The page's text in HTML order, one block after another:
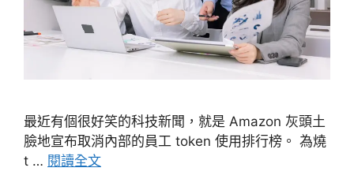
最近有個很好笑的科技新聞，就是 Amazon 灰頭土
臉地宣布取消內部的員工 token 使用排行榜。 為燒
t … 閱讀全文